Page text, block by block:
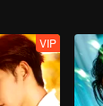
VIP